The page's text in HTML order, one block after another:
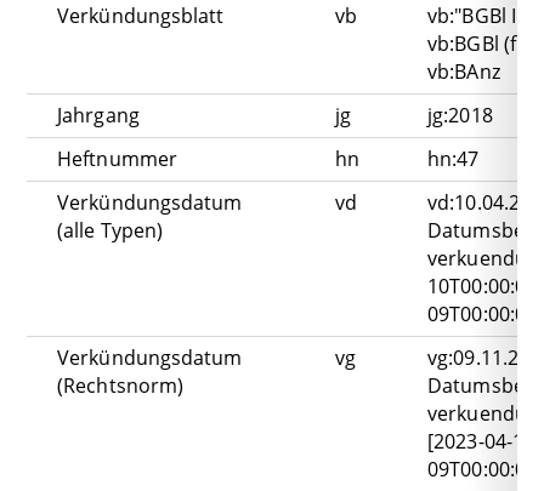
Verkündungsblatt
vb
vb:"BGBl I"
vb:BGBl
vb:BAnz
Jahrgang
jg
jg:2018
Heftnummer
hn
hn:47
Verkündungsdatum
(alle Typen)
vd
Verkündungsdatum
(Rechtsnorm)
vg
[2023-04-